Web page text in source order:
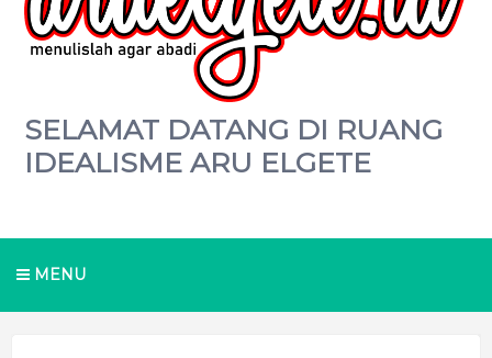
SELAMAT DATANG DI RUANG
IDEALISME ARU ELGETE
MENU